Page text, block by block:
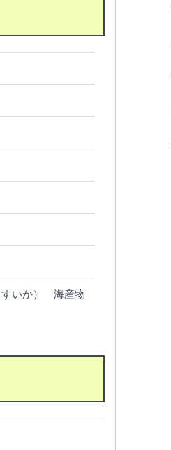
すいか） 海産物